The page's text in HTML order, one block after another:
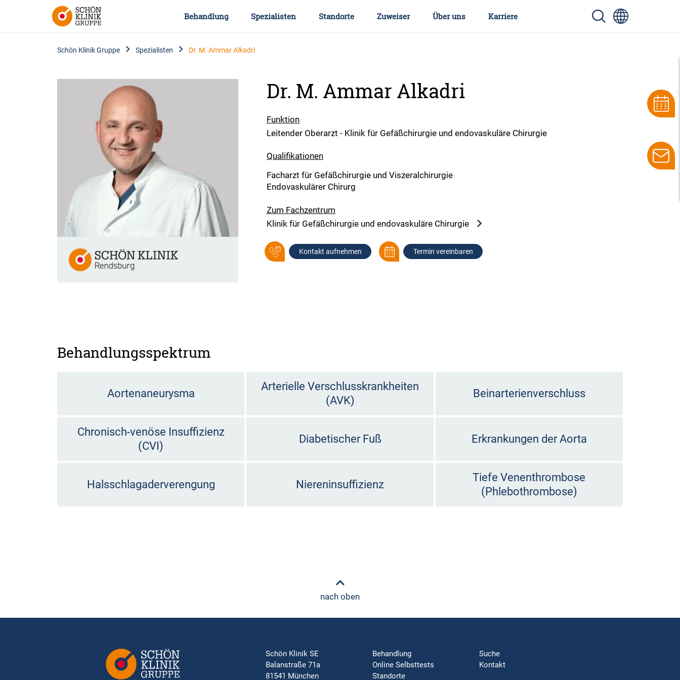
Behandlung Spezialisten Standorte Zuweiser Über uns Karriere
Schön Klinik Gruppe Spezialisten Dr. M. Ammar Alkadri
Dr. M. Ammar Alkadri
Funktion
Leitender Oberarzt - Klinik für Gefäßchirurgie und endovaskuläre Chirurgie
Qualifikationen
Facharzt für Gefäßchirurgie und Viszeralchirurgie
Endovaskulärer Chirurg
Zum Fachzentrum
Klinik für Gefäßchirurgie und endovaskuläre Chirurgie
Kontakt aufnehmen Termin vereinbaren
Behandlungsspektrum
Aortenaneurysma
Arterielle Verschlusskrankheiten
(AVK)
Beinarterienverschluss
Chronisch-venöse Insuffizienz
(CVI)
Diabetischer Fuß Erkrankungen der Aorta
Halsschlagaderverengung Niereninsuffizienz
Tiefe Venenthrombose
(Phlebothrombose)
nach oben
Schön Klinik SE
Balanstraße 71a
81541 München
Behandlung
Online Selbsttests
Standorte
Suche
Kontakt